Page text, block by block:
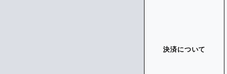
決済について